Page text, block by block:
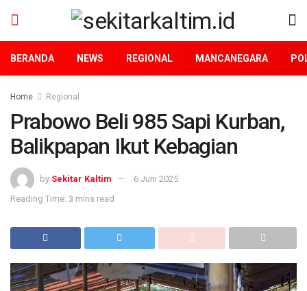
BERANDA NEWS REGIONAL MANCANEGARA
Home Regional
Prabowo Beli 985 Sapi Kurban,
Balikpapan Ikut Kebagian
by Sekitar Kaltim
6 Juni 2025
Reading Time: 3 mins read